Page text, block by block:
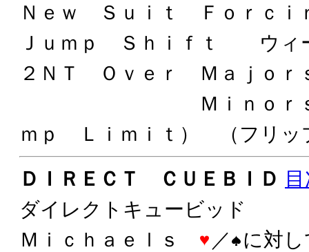
Ｎｅｗ Ｓｕｉｔ Ｆｏｒｃ
Ｊｕｍｐ Ｓｈｉｆｔ ウィ
２ＮＴ Ｏｖｅｒ Ｍａｊｏ
Ｍｉｎｏｒｓ Ｗ
ｍｐ Ｌｉｍｉｔ） （フリッ
ＤＩＲＥＣＴ ＣＵＥＢＩＤ
ダイレクトキュービッド
Ｍｉｃｈａｅｌｓ
／
に対